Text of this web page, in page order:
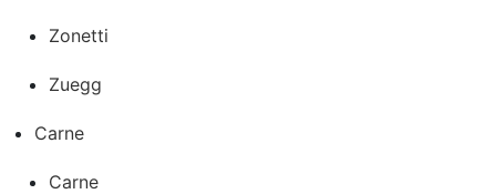
Zonetti
Zuegg
Carne
Carne